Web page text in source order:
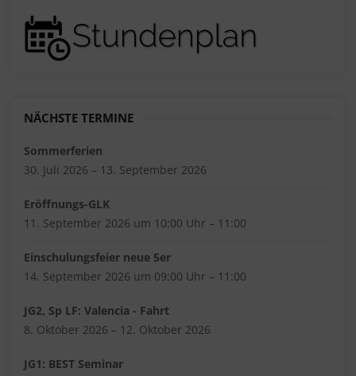
NÄCHSTE TERMINE
Sommerferien
30. Juli 2026 – 13. September 2026
Eröffnungs-GLK
11. September 2026 um 10:00 Uhr – 11:00
Einschulungsfeier neue 5er
14. September 2026 um 09:00 Uhr – 11:00
JG2, Sp LF: Valencia - Fahrt
8. Oktober 2026 – 12. Oktober 2026
JG1: BEST Seminar